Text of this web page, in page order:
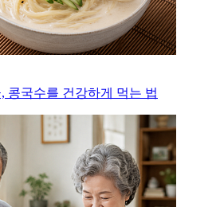
콩국수를 건강하게 먹는 법